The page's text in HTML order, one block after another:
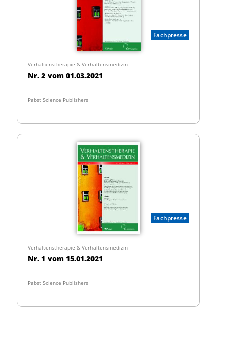
Fachpresse
Verhaltenstherapie & Verhaltensmedizin
Nr. 2 vom 01.03.2021
Pabst Science Publishers
Fachpresse
Verhaltenstherapie & Verhaltensmedizin
Nr. 1 vom 15.01.2021
Pabst Science Publishers